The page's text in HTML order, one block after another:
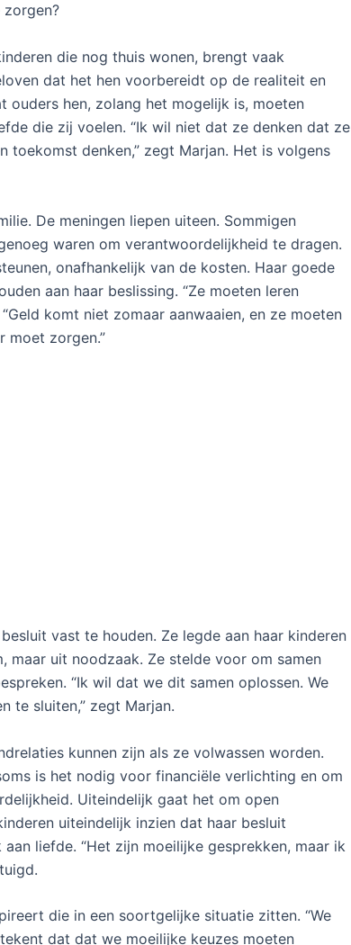
die nog thuis wonen, brengt vaak
dat het hen voorbereidt op de realiteit en
ouders hen, zolang het mogelijk is, moeten
die zij voelen. “Ik wil niet dat ze denken dat ze
denken,” zegt Marjan. Het is volgens
De meningen liepen uiteen. Sommigen
waren om verantwoordelijkheid te dragen.
onafhankelijk van de kosten. Haar goede
aan haar beslissing. “Ze moeten leren
komt niet zomaar aanwaaien, en ze moeten
moet zorgen.”
vast te houden. Ze legde aan haar kinderen
uit noodzaak. Ze stelde voor om samen
“Ik wil dat we dit samen oplossen. We
te sluiten,” zegt Marjan.
kunnen zijn als ze volwassen worden.
is het nodig voor financiële verlichting en om
Uiteindelijk gaat het om open
uiteindelijk inzien dat haar besluit
liefde. “Het zijn moeilijke gesprekken, maar ik
die in een soortgelijke situatie zitten. “We
dat dat we moeilijke keuzes moeten